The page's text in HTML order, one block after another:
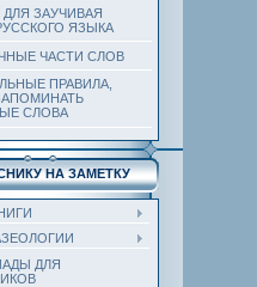
ЗАУЧИВАЯ
ЯЗЫКА
ЧАСТИ СЛОВ
ПРАВИЛА,
СЛОВА
НА ЗАМЕТКУ
ДЛЯ